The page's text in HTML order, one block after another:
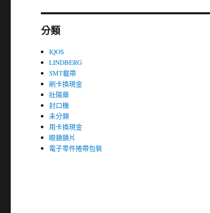
分類
IQOS
LINDBERG
SMT載帶
刷卡換現金
壯陽藥
封口機
未分類
用卡換現金
眼鏡鏡片
電子零件捲帶包裝